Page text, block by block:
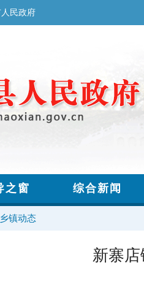
乡镇动态
新寨